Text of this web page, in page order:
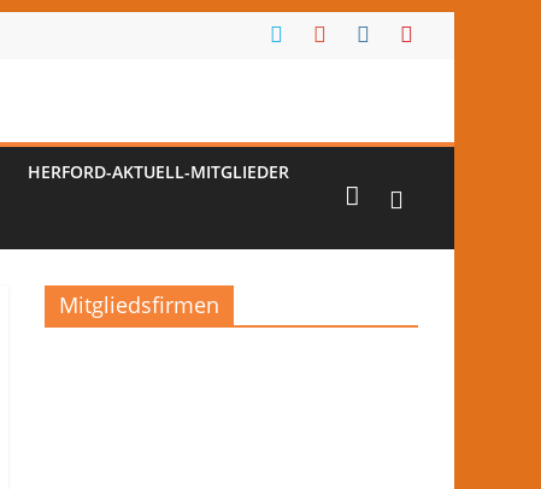
HERFORD-AKTUELL-MITGLIEDER
Mitgliedsfirmen